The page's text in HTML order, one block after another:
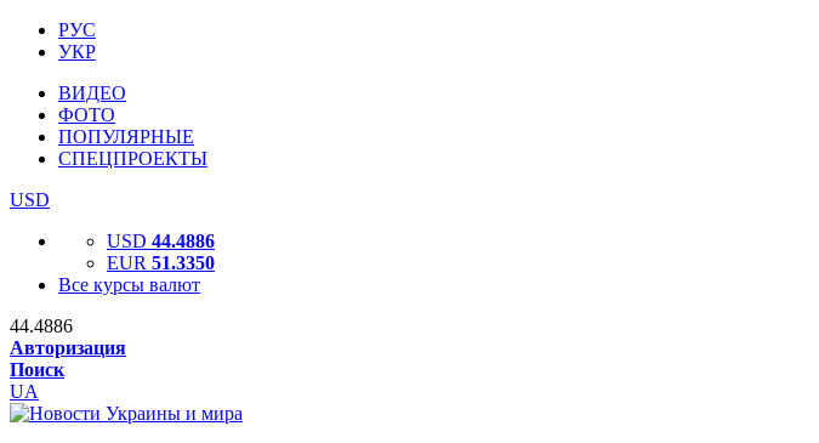
РУС
УКР
ВИДЕО
ФОТО
ПОПУЛЯРНЫЕ
СПЕЦПРОЕКТЫ
USD
USD 44.4886
EUR 51.3350
Все курсы валют
44.4886
Авторизация
Поиск
UA